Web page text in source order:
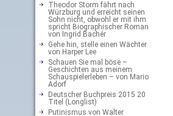
Theodor Storm fährt nach
Würzburg und erreicht seinen
Sohn nicht, obwohl er mit ihm
spricht Biographischer Roman
von Ingrid Bachér
Gehe hin, stelle einen Wächter
von Harper Lee
Schauen Sie mal böse –
Geschichten aus meinem
Schauspielerleben – von Mario
Adorf
Deutscher Buchpreis 2015 20
Titel (Longlist)
Putinismus von Walter